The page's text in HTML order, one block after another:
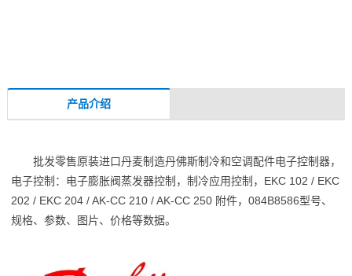
产品介绍
批发零售原装进口丹麦制造丹佛斯制冷和空调配件电子控制器，
电子控制：电子膨胀阀蒸发器控制，制冷应用控制，EKC 102 / EKC
202 / EKC 204 / AK-CC 210 / AK-CC 250 附件，084B8586型号、
规格、参数、图片、价格等数据。